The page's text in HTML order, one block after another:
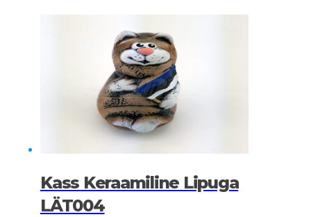
Kass Keraamiline Lipuga
LÄT004